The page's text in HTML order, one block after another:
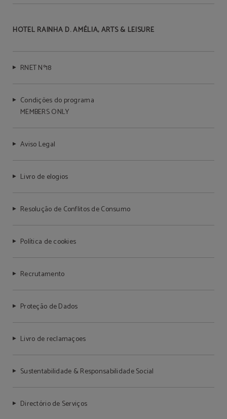
HOTEL RAINHA D. AMÉLIA, ARTS & LEISURE
RNET Nº18
Condições do programa
MEMBERS ONLY
Aviso Legal
Livro de elogios
Resolução de Conflitos de Consumo
Política de cookies
Recrutamento
Proteção de Dados
Livro de reclamaçoes
Sustentabilidade & Responsabilidade Social
Directório de Serviços